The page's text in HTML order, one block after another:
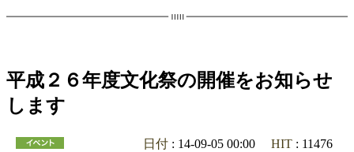
平成２６年度文化祭の開催をお知らせ
します
日付 : 14-09-05 00:00 HIT : 11476